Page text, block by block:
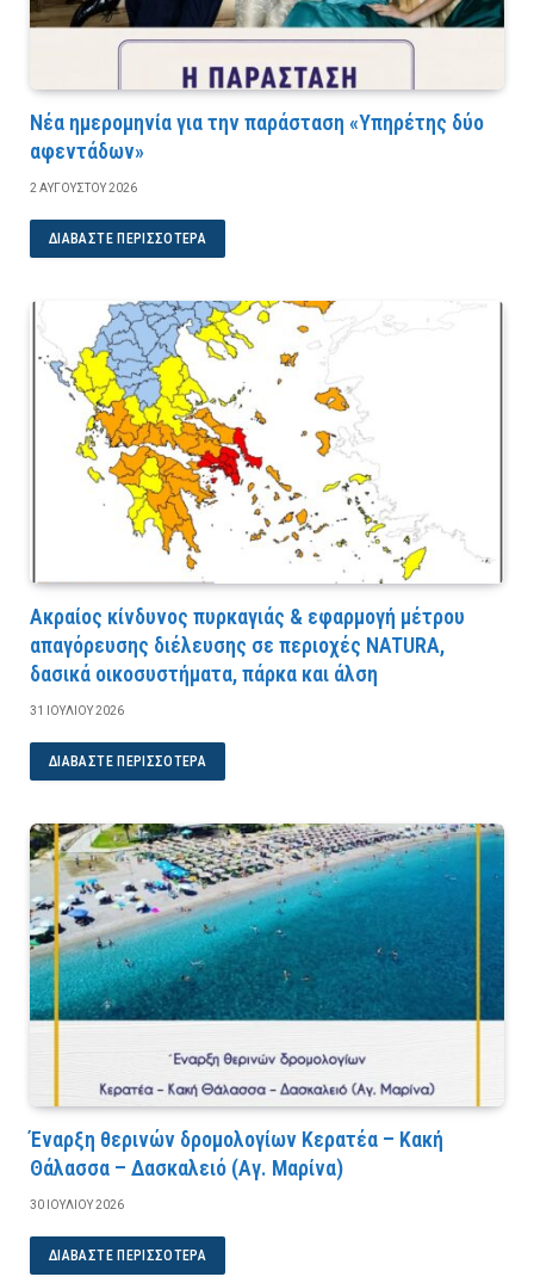
Νέα ημερομηνία για την παράσταση «Υπηρέτης δύο
αφεντάδων»
2 ΑΥΓΟΎΣΤΟΥ 2026
ΔΙΑΒΆΣΤΕ ΠΕΡΙΣΣΌΤΕΡΑ
Ακραίος κίνδυνος πυρκαγιάς & εφαρμογή μέτρου
απαγόρευσης διέλευσης σε περιοχές NATURA,
δασικά οικοσυστήματα, πάρκα και άλση
31 ΙΟΥΛΊΟΥ 2026
ΔΙΑΒΆΣΤΕ ΠΕΡΙΣΣΌΤΕΡΑ
Έναρξη θερινών δρομολογίων Κερατέα – Κακή
Θάλασσα – Δασκαλειό (Αγ. Μαρίνα)
30 ΙΟΥΛΊΟΥ 2026
ΔΙΑΒΆΣΤΕ ΠΕΡΙΣΣΌΤΕΡΑ